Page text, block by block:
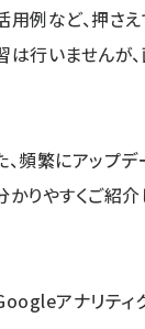
用例など、押さ
は行いませんが
、頻繁にアップ
かりやすくご紹介
アナリティ